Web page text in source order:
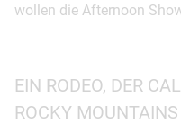
wollen die Afternoon
EIN RODEO, DER
ROCKY MOUNTAINS